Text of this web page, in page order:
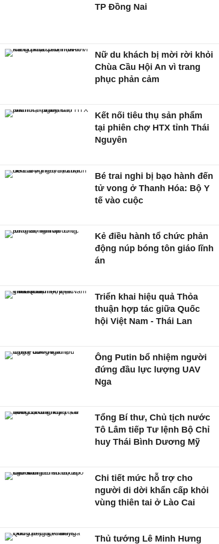
TP Đồng Nai
Nữ du khách bị mời rời khỏi
Chùa Cầu Hội An vì trang
phục phản cảm
Kết nối tiêu thụ sản phẩm
tại phiên chợ HTX tỉnh Thái
Nguyên
Bé trai nghi bị bạo hành đến
tử vong ở Thanh Hóa: Bộ Y
tế vào cuộc
Kẻ điều hành tổ chức phản
động núp bóng tôn giáo lĩnh
án
Triển khai hiệu quả Thỏa
thuận hợp tác giữa Quốc
hội Việt Nam - Thái Lan
Ông Putin bổ nhiệm người
đứng đầu lực lượng UAV
Nga
Tổng Bí thư, Chủ tịch nước
Tô Lâm tiếp Tư lệnh Bộ Chỉ
huy Thái Bình Dương Mỹ
Chi tiết mức hỗ trợ cho
người di dời khẩn cấp khỏi
vùng thiên tai ở Lào Cai
Thủ tướng Lê Minh Hưng